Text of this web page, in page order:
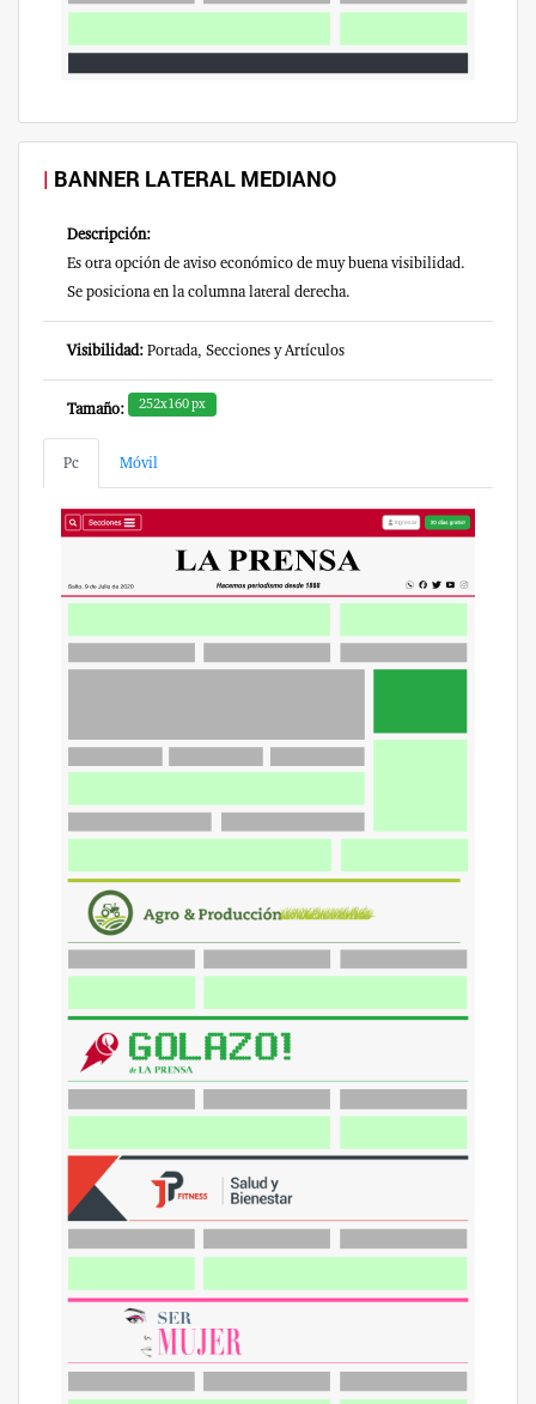
BANNER LATERAL MEDIANO
Descripción:
Es otra opción de aviso económico de muy buena visibilidad.
Se posiciona en la columna lateral derecha.
Visibilidad: Portada, Secciones y Artículos
Tamaño: 252x160 px
Pc Móvil